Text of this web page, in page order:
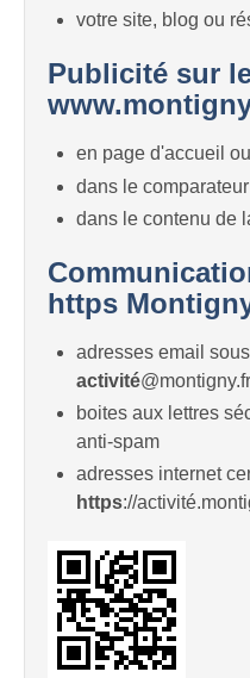
votre site, blog ou
Publicité sur
en page d'accueil
dans le comparateur
dans le contenu de
https
adresses email
activité@montigny.fr
boites aux lettres
anti-spam
adresses internet
https://